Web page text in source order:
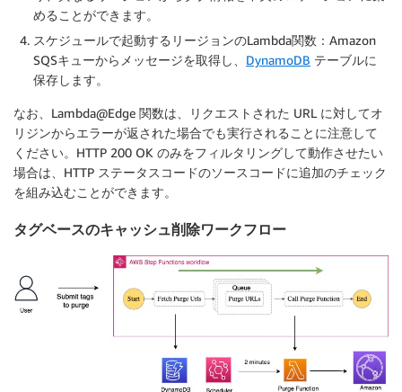
めることができます。
スケジュールで起動するリージョンのLambda関数：Amazon
SQSキューからメッセージを取得し、 DynamoDB テーブルに
保存します。
なお、Lambda@Edge 関数は、リクエストされた URL に対してオ
リジンからエラーが返された場合でも実行されることに注意して
ください。HTTP 200 OK のみをフィルタリングして動作させたい
場合は、HTTP ステータスコードのソースコードに追加のチェック
を組み込むことができます。
タグベースのキャッシュ削除ワークフロー